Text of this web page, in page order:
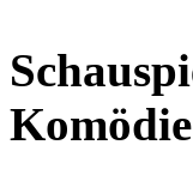
Komödie